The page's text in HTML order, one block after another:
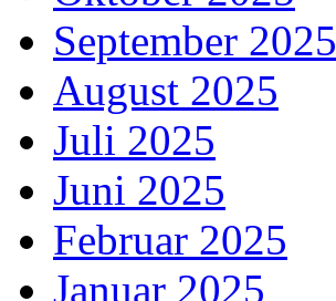
September 2025
August 2025
Juli 2025
Juni 2025
Februar 2025
Januar 2025